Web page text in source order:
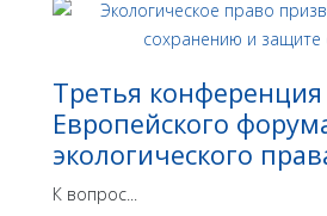
Третья конференция
Европейского
экологического
К вопрос...